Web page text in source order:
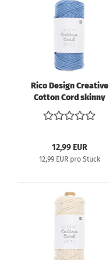
Rico Design Creative
Cotton Cord skinny
Makramee-Garn 190g
55m blau
12,99 EUR
12,99 EUR pro Stück